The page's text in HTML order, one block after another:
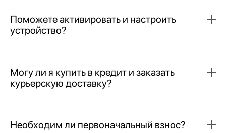
Поможете активировать и настроить
устройство?
Могу ли я купить в кредит и заказать
курьерскую доставку?
Необходим ли первоначальный взнос?